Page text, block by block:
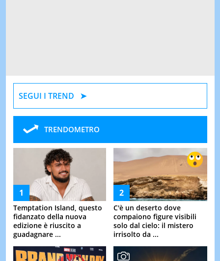
SEGUI I TREND
TRENDOMETRO
Temptation Island, questo
fidanzato della nuova
edizione è riuscito a
guadagnare ...
C'è un deserto dove
compaiono figure visibili
solo dal cielo: il mistero
irrisolto da ...